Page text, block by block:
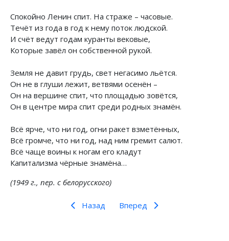
Спокойно Ленин спит. На страже – часовые.
Течёт из года в год к нему поток людской.
И счёт ведут годам куранты вековые,
Которые завёл он собственной рукой.
Земля не давит грудь, свет негасимо льётся.
Он не в глуши лежит, ветвями осенён –
Он на вершине спит, что площадью зовётся,
Он в центре мира спит среди родных знамён.
Всё ярче, что ни год, огни ракет взметённых,
Всё громче, что ни год, над ним гремит салют.
Всё чаще воины к ногам его кладут
Капитализма чёрные знамёна…
(1949 г., пер. с белорусского)
Назад Вперед